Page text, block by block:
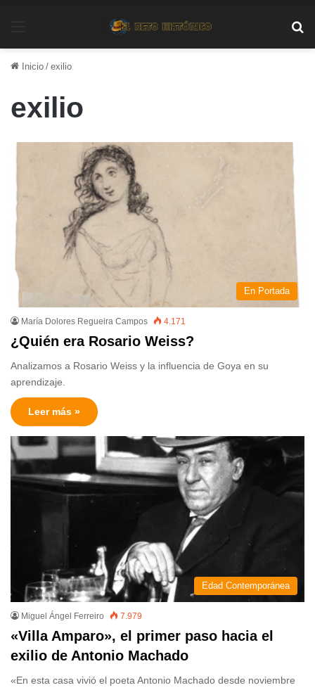
Inicio / exilio
exilio
En Portada
María Dolores Regueira Campos 4.171
¿Quién era Rosario Weiss?
Analizamos a Rosario Weiss y la influencia de Goya en su
aprendizaje.
Leer más »
Edad Contemporánea
Miguel Ángel Ferreiro 7.979
«Villa Amparo», el primer paso hacia el
exilio de Antonio Machado
«En esta casa vivió el poeta Antonio Machado desde noviembre